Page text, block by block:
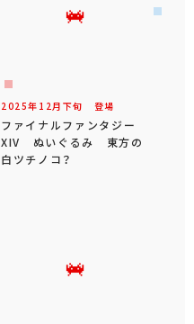
2025年 12 月 下旬 登場
ファイナルファンタジー
XIV ぬいぐるみ 東方の
白ツチノコ？